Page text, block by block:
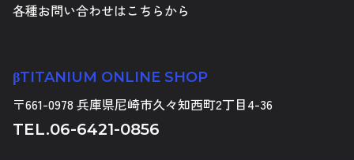
各種お問い合わせはこちらから
βTITANIUM ONLINE SHOP
〒661-0978 兵庫県尼崎市久々知西町2丁目4-36
TEL.06-6421-0856